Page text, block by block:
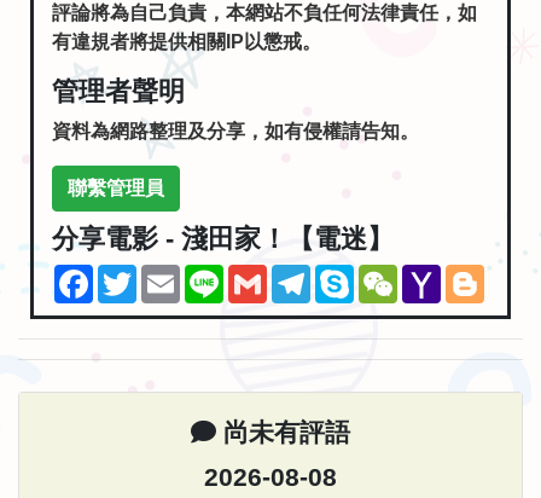
評論將為自己負責，本網站不負任何法律責任，如
有違規者將提供相關IP以懲戒。
管理者聲明
資料為網路整理及分享，如有侵權請告知。
聯繫管理員
分享電影 - 淺田家！【電迷】
Facebook
TwitterEmailLine GmailTelegramSkypeWeChatYahoo
Mail
尚未有評語
2026-08-08